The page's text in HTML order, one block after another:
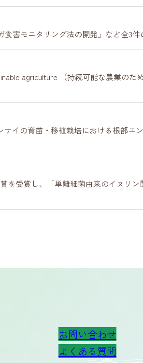
害モニタリング法の開発」など全3件
agriculture （持続可能な農業のた
イの育苗・移植栽培における根部エ
を受賞し、「単離細菌由来のイヌリ
お問い合わせ
よくある質問